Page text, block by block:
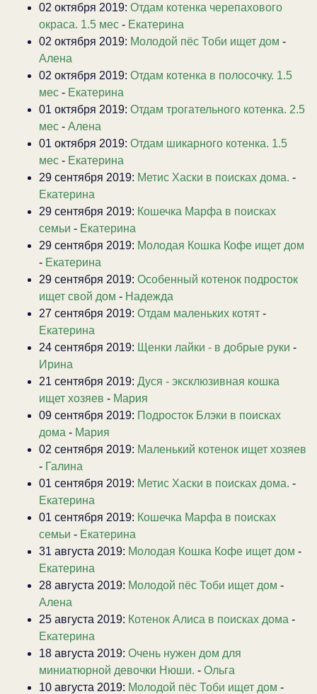
02 октября 2019: Отдам котенка черепахового
окраса. 1.5 мес - Екатерина
02 октября 2019: Молодой пёс Тоби ищет дом -
Алена
02 октября 2019: Отдам котенка в полосочку. 1.5
мес - Екатерина
01 октября 2019: Отдам трогательного котенка. 2.5
мес - Алена
01 октября 2019: Отдам шикарного котенка. 1.5
мес - Екатерина
29 сентября 2019: Метис Хаски в поисках дома. -
Екатерина
29 сентября 2019: Кошечка Марфа в поисках
семьи - Екатерина
29 сентября 2019: Молодая Кошка Кофе ищет дом
- Екатерина
29 сентября 2019: Особенный котенок подросток
ищет свой дом - Надежда
27 сентября 2019: Отдам маленьких котят -
Екатерина
24 сентября 2019: Щенки лайки - в добрые руки -
Ирина
21 сентября 2019: Дуся - эксклюзивная кошка
ищет хозяев - Мария
09 сентября 2019: Подросток Блэки в поисках
дома - Мария
02 сентября 2019: Маленький котенок ищет хозяев
- Галина
01 сентября 2019: Метис Хаски в поисках дома. -
Екатерина
01 сентября 2019: Кошечка Марфа в поисках
семьи - Екатерина
31 августа 2019: Молодая Кошка Кофе ищет дом -
Екатерина
28 августа 2019: Молодой пёс Тоби ищет дом -
Алена
25 августа 2019: Котенок Алиса в поисках дома -
Екатерина
18 августа 2019: Очень нужен дом для
миниатюрной девочки Нюши. - Ольга
10 августа 2019: Молодой пёс Тоби ищет дом -